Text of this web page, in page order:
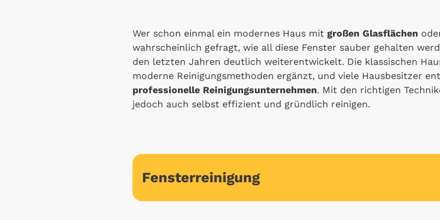
Wer schon einmal ein modernes Haus mit großen Glasflächen
wahrscheinlich gefragt, wie all diese Fenster sauber gehalten
den letzten Jahren deutlich weiterentwickelt. Die klassischen
moderne Reinigungsmethoden ergänzt, und viele Hausbesitzer
professionelle Reinigungsunternehmen. Mit den richtigen
jedoch auch selbst effizient und gründlich reinigen.
Fensterreinigung